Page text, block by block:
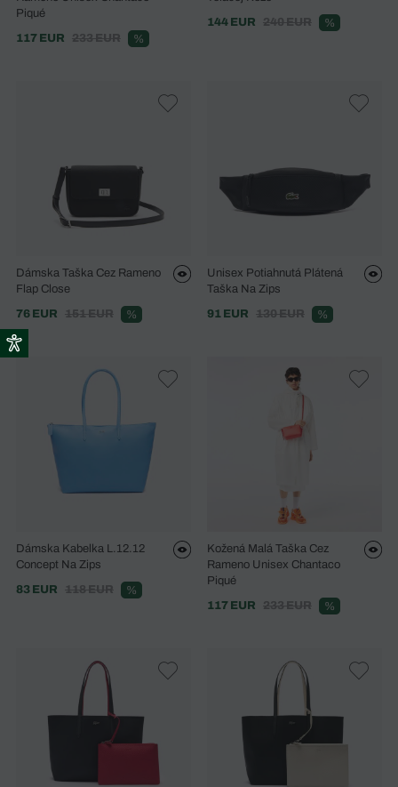
Piqué
117 EUR
233 EUR %
144 EUR
240 EUR %
Dámska Taška Cez Rameno
Flap Close
76 EUR
151 EUR %
Unisex Potiahnutá Plátená
Taška Na Zips
91 EUR
130 EUR %
Dámska Kabelka L.12.12
Concept Na Zips
83 EUR
118 EUR %
Kožená Malá Taška Cez
Rameno Unisex Chantaco
Piqué
117 EUR
233 EUR %